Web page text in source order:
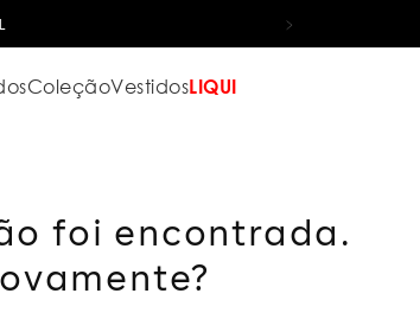
ColeçãoVestidosLIQUI
foi encontrada.